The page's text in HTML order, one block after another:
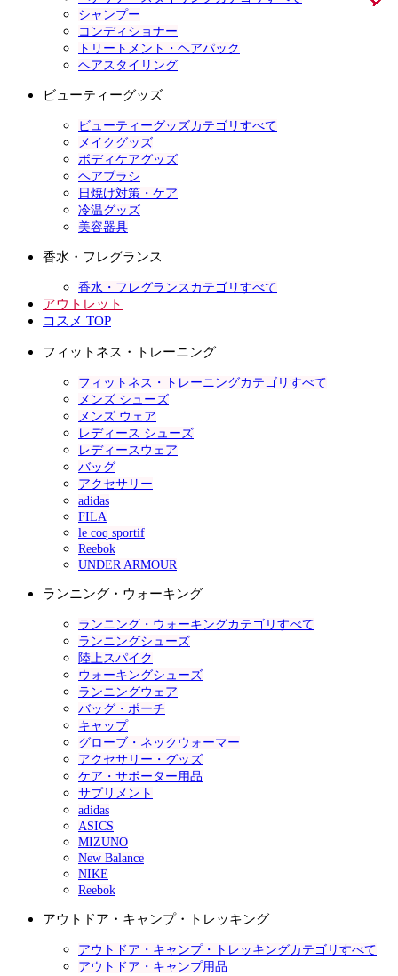
シャンプー
コンディショナー
トリートメント・ヘアパック
ヘアスタイリング
ビューティーグッズ
ビューティーグッズカテゴリすべて
メイクグッズ
ボディケアグッズ
ヘアブラシ
日焼け対策・ケア
冷温グッズ
美容器具
香水・フレグランス
香水・フレグランスカテゴリすべて
アウトレット
コスメ TOP
フィットネス・トレーニング
フィットネス・トレーニングカテゴリすべて
メンズ シューズ
メンズ ウェア
レディース シューズ
レディースウェア
バッグ
アクセサリー
adidas
FILA
le coq sportif
Reebok
UNDER ARMOUR
ランニング・ウォーキング
ランニング・ウォーキングカテゴリすべて
ランニングシューズ
陸上スパイク
ウォーキングシューズ
ランニングウェア
バッグ・ポーチ
キャップ
グローブ・ネックウォーマー
アクセサリー・グッズ
ケア・サポーター用品
サプリメント
adidas
ASICS
MIZUNO
New Balance
NIKE
Reebok
アウトドア・キャンプ・トレッキング
アウトドア・キャンプ・トレッキングカテゴリすべて
アウトドア・キャンプ用品